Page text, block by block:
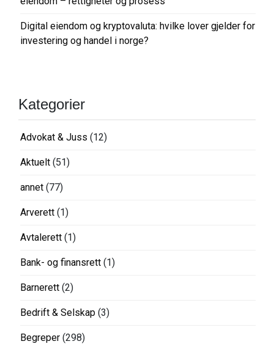
Digital eiendom og kryptovaluta: hvilke lover gjelder for
investering og handel i norge?
Kategorier
Advokat & Juss (12)
Aktuelt (51)
annet (77)
Arverett (1)
Avtalerett (1)
Bank- og finansrett (1)
Barnerett (2)
Bedrift & Selskap (3)
Begreper (298)